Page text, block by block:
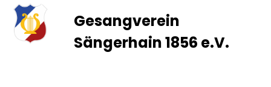
Gesangverein
Sängerhain 1856 e.V.